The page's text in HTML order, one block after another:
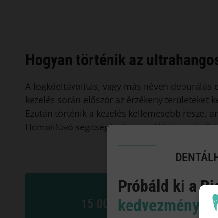
Hogyan történik az
A fogkőeltávolítás, vagy más néven
kezelés során először az érzékeny
Ezután történik a kezelés kellemesebb része,
Homokfúvó segítségével az apróbb
15 000 Ft / fogív +
Próbáld ki a